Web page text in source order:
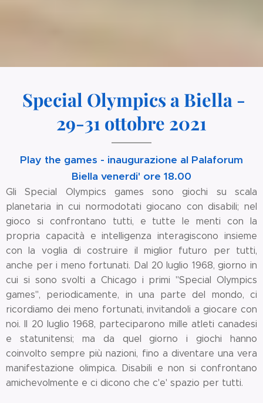
Special Olympics a Biella -
29-31 ottobre 2021
Play the games - inaugurazione al Palaforum
Biella venerdi' ore 18.00
Gli Special Olympics games sono giochi su scala
planetaria in cui normodotati giocano con disabili; nel
gioco si confrontano tutti, e tutte le menti con la
propria capacità e intelligenza interagiscono insieme
con la voglia di costruire il miglior futuro per tutti,
anche per i meno fortunati. Dal 20 luglio 1968, giorno in
cui si sono svolti a Chicago i primi "Special Olympics
games", periodicamente, in una parte del mondo, ci
ricordiamo dei meno fortunati, invitandoli a giocare con
noi. Il 20 luglio 1968, parteciparono mille atleti canadesi
e statunitensi; ma da quel giorno i giochi hanno
coinvolto sempre più nazioni, fino a diventare una vera
manifestazione olimpica. Disabili e non si confrontano
amichevolmente e ci dicono che c'e' spazio per tutti.